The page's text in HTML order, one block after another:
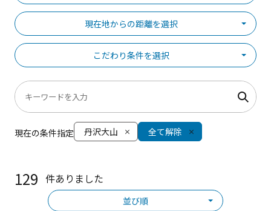
現在地からの距離を選択
こだわり条件を選択
現在の条件指定 丹沢大山 全て解除
129 件ありました
並び順